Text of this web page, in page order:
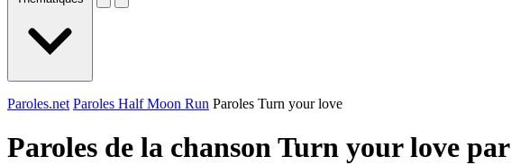
Paroles.net Paroles Half Moon Run Paroles Turn your love
Paroles de la chanson Turn your love par